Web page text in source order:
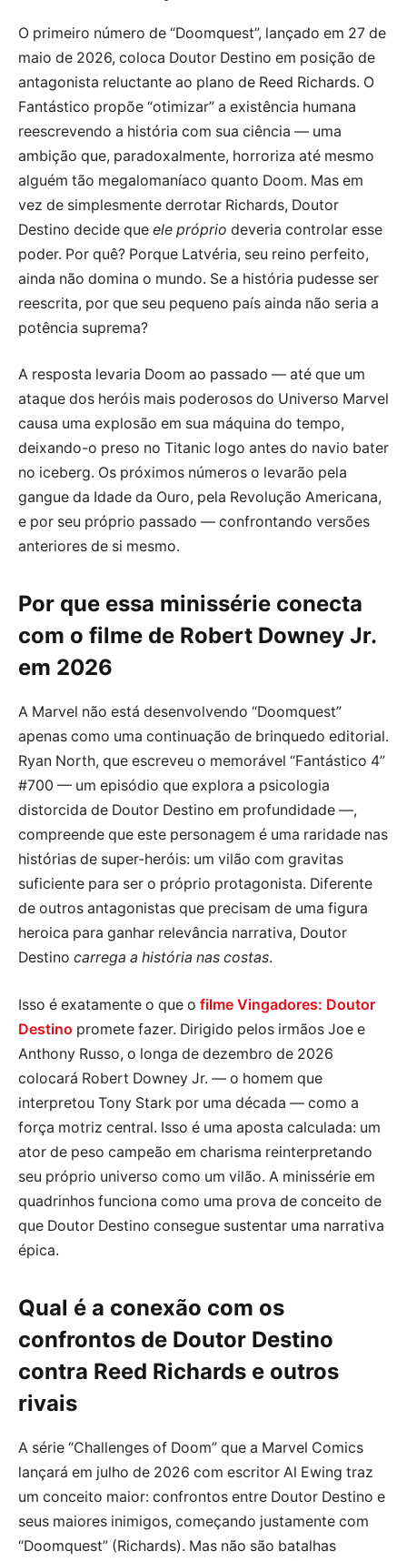
O primeiro número de “Doomquest”, lançado em 27 de
maio de 2026, coloca Doutor Destino em posição de
antagonista reluctante ao plano de Reed Richards. O
Fantástico propõe “otimizar” a existência humana
reescrevendo a história com sua ciência — uma
ambição que, paradoxalmente, horroriza até mesmo
alguém tão megalomaníaco quanto Doom. Mas em
vez de simplesmente derrotar Richards, Doutor
Destino decide que ele próprio deveria controlar esse
poder. Por quê? Porque Latvéria, seu reino perfeito,
ainda não domina o mundo. Se a história pudesse ser
reescrita, por que seu pequeno país ainda não seria a
potência suprema?
A resposta levaria Doom ao passado — até que um
ataque dos heróis mais poderosos do Universo Marvel
causa uma explosão em sua máquina do tempo,
deixando-o preso no Titanic logo antes do navio bater
no iceberg. Os próximos números o levarão pela
gangue da Idade da Ouro, pela Revolução Americana,
e por seu próprio passado — confrontando versões
anteriores de si mesmo.
Por que essa minissérie conecta
com o filme de Robert Downey Jr.
em 2026
A Marvel não está desenvolvendo “Doomquest”
apenas como uma continuação de brinquedo editorial.
Ryan North, que escreveu o memorável “Fantástico 4”
#700 — um episódio que explora a psicologia
distorcida de Doutor Destino em profundidade —,
compreende que este personagem é uma raridade nas
histórias de super-heróis: um vilão com gravitas
suficiente para ser o próprio protagonista. Diferente
de outros antagonistas que precisam de uma figura
heroica para ganhar relevância narrativa, Doutor
Destino carrega a história nas costas.
Isso é exatamente o que o filme Vingadores: Doutor
Destino promete fazer. Dirigido pelos irmãos Joe e
Anthony Russo, o longa de dezembro de 2026
colocará Robert Downey Jr. — o homem que
interpretou Tony Stark por uma década — como a
força motriz central. Isso é uma aposta calculada: um
ator de peso campeão em charisma reinterpretando
seu próprio universo como um vilão. A minissérie em
quadrinhos funciona como uma prova de conceito de
que Doutor Destino consegue sustentar uma narrativa
épica.
Qual é a conexão com os
confrontos de Doutor Destino
contra Reed Richards e outros
rivais
A série “Challenges of Doom” que a Marvel Comics
lançará em julho de 2026 com escritor Al Ewing traz
um conceito maior: confrontos entre Doutor Destino e
seus maiores inimigos, começando justamente com
“Doomquest” (Richards). Mas não são batalhas